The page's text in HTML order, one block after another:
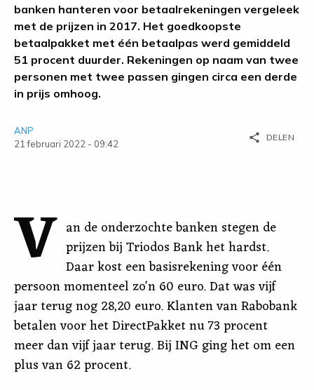
banken hanteren voor betaalrekeningen vergeleek
met de prijzen in 2017. Het goedkoopste
betaalpakket met één betaalpas werd gemiddeld
51 procent duurder. Rekeningen op naam van twee
personen met twee passen gingen circa een derde
in prijs omhoog.
ANP
21 februari 2022 - 09:42
share DELEN
V an de onderzochte banken stegen de
prijzen bij Triodos Bank het hardst.
Daar kost een basisrekening voor één
persoon momenteel zo'n 60 euro. Dat was vijf
jaar terug nog 28,20 euro. Klanten van Rabobank
betalen voor het DirectPakket nu 73 procent
meer dan vijf jaar terug. Bij ING ging het om een
plus van 62 procent.